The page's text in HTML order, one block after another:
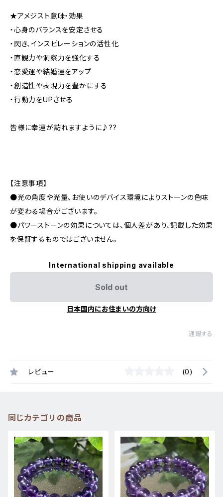
★アメジスト意味・効果
・心身のバランスを安定させる
・閃き、インスピレーションの活性化
・直観力や洞察力を強化する
・恋愛運や結婚運をアップ
・創造性や表現力を豊かにする
・行動力をUPさせる
皆様に幸運が訪れますように♪??
【注意事項】
●光の角度や光量、お使いのデバイス環境によりストーンの色味
が変わる場合がございます。
●パワーストーンの効果については、個人差があり、記載した効果
を保証するものではございません。
International shipping available
Sold out
日本国内にお住まいの方向け
通報する
レビュー (0)
同じカテゴリの商品